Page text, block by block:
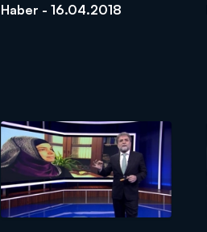
Haber - 16.04.2018